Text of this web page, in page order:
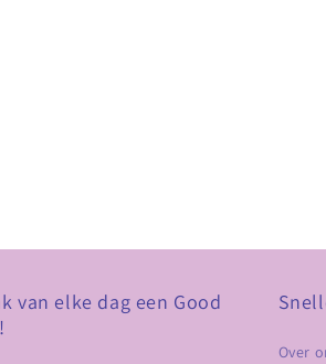
van elke dag een Good
Over